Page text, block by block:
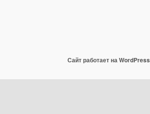
Сайт работает на WordPress